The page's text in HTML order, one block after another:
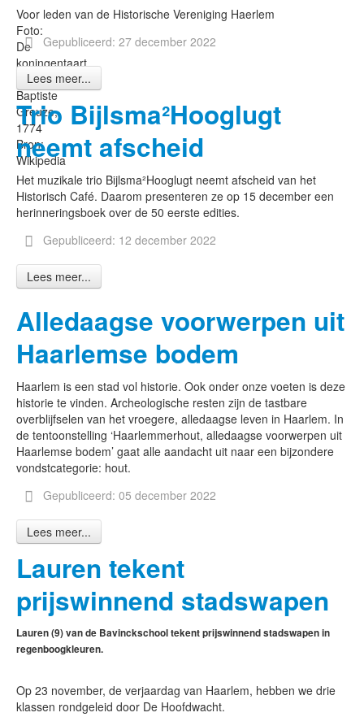
Foto:
De
koningentaart,
Jean-
Baptiste
Greuze,
1774
Bron:
Wikipedia
Voor leden van de Historische Vereniging Haerlem
Gepubliceerd: 27 december 2022
Lees meer...
Trio Bijlsma²Hooglugt
neemt afscheid
Het muzikale trio Bijlsma²Hooglugt neemt afscheid van het
Historisch Café. Daarom presenteren ze op 15 december een
herinneringsboek over de 50 eerste edities.
Gepubliceerd: 12 december 2022
Lees meer...
Alledaagse voorwerpen uit
Haarlemse bodem
Haarlem is een stad vol historie. Ook onder onze voeten is deze
historie te vinden. Archeologische resten zijn de tastbare
overblijfselen van het vroegere, alledaagse leven in Haarlem. In
de tentoonstelling ‘Haarlemmerhout, alledaagse voorwerpen uit
Haarlemse bodem’ gaat alle aandacht uit naar een bijzondere
vondstcategorie: hout.
Gepubliceerd: 05 december 2022
Lees meer...
Lauren tekent
prijswinnend stadswapen
Lauren (9) van de Bavinckschool tekent prijswinnend stadswapen in
regenboogkleuren.
Op 23 november, de verjaardag van Haarlem, hebben we drie
klassen rondgeleid door De Hoofdwacht.